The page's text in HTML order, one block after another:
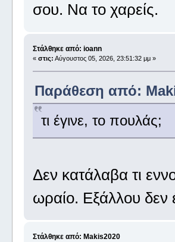
σου. Να το χαρείς.
Στάλθηκε από: ioann
« στις: Αύγουστος 05, 2026, 23:51:32 μμ »
Παράθεση από:
τι έγινε, το πουλάς;
Δεν κατάλαβα τι
ωραίο. Εξάλλου δεν
Στάλθηκε από: Makis2020